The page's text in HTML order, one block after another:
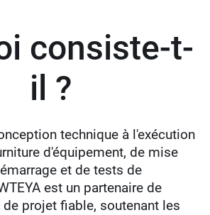
consiste-t-
il ?
technique à l'exécution
d'équipement, de mise
et de tests de
est un partenaire de
projet fiable, soutenant les